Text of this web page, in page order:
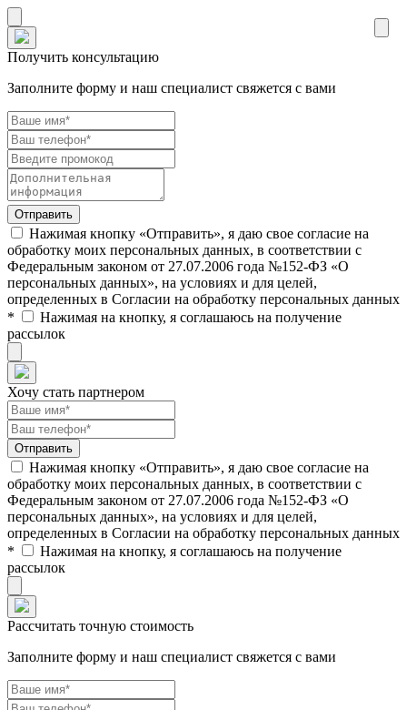
Получить консультацию
Заполните форму и наш специалист свяжется с вами
Нажимая кнопку «Отправить», я даю свое согласие на
обработку моих персональных данных, в соответствии с
Федеральным законом от 27.07.2006 года №152-ФЗ «О
персональных данных», на условиях и для целей,
определенных в Согласии на обработку персональных данных
*
Нажимая на кнопку, я соглашаюсь на получение
рассылок
Хочу стать партнером
Нажимая кнопку «Отправить», я даю свое согласие на
обработку моих персональных данных, в соответствии с
Федеральным законом от 27.07.2006 года №152-ФЗ «О
персональных данных», на условиях и для целей,
определенных в Согласии на обработку персональных данных
*
Нажимая на кнопку, я соглашаюсь на получение
рассылок
Рассчитать точную стоимость
Заполните форму и наш специалист свяжется с вами